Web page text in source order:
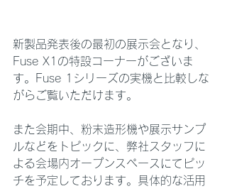
新製品発表後の最初の展示会となり、
Fuse X1の特設コーナーがございま
す。Fuse 1シリーズの実機と比較しな
がらご覧いただけます。
また会期中、粉末造形機や展示サンプ
ルなどをトピックに、弊社スタッフに
よる会場内オープンスペースにてピッ
チを予定しております。具体的な活用